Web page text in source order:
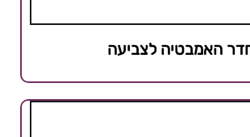
האמבטיה לצביעה